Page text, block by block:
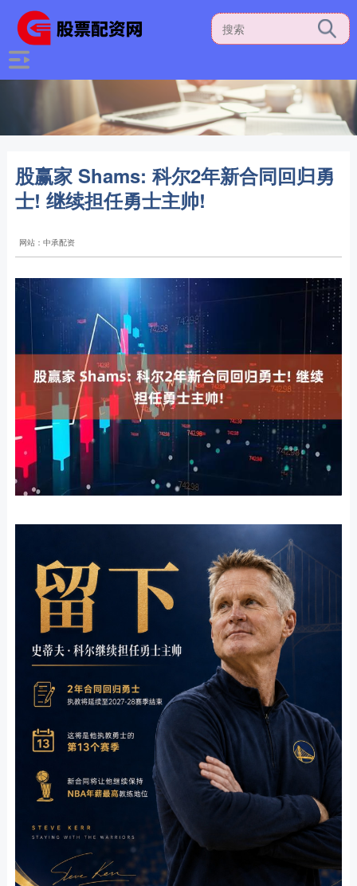
股赢家 Shams: 科尔2年新合同回归勇
士! 继续担任勇士主帅!
网站：中承配资